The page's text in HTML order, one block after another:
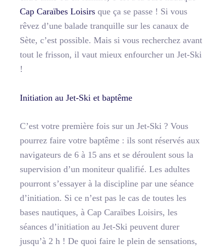
Cap Caraïbes Loisirs que ça se passe ! Si vous
rêvez d’une balade tranquille sur les canaux de
Sète, c’est possible. Mais si vous recherchez avant
tout le frisson, il vaut mieux enfourcher un Jet-Ski
!
Initiation au Jet-Ski et baptême
C’est votre première fois sur un Jet-Ski ? Vous
pourrez faire votre baptême : ils sont réservés aux
navigateurs de 6 à 15 ans et se déroulent sous la
supervision d’un moniteur qualifié. Les adultes
pourront s’essayer à la discipline par une séance
d’initiation. Si ce n’est pas le cas de toutes les
bases nautiques, à Cap Caraïbes Loisirs, les
séances d’initiation au Jet-Ski peuvent durer
jusqu’à 2 h ! De quoi faire le plein de sensations,